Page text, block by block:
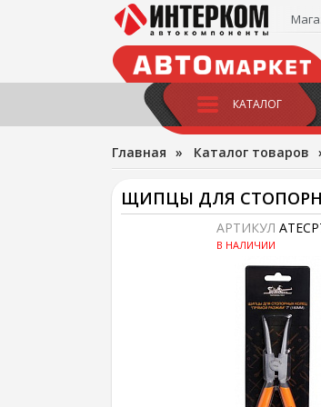
КАТАЛОГ
Главная » Каталог товаров
ЩИПЦЫ ДЛЯ
АРТИКУЛ
В НАЛИЧИИ